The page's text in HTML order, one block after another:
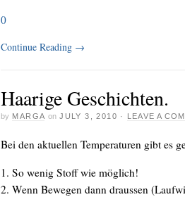
0
Continue Reading →
Haarige Geschichten.
by MARGA on JULY 3, 2010 · LEAVE A
Bei den aktuellen Temperaturen gibt es
1. So wenig Stoff wie möglich!
2. Wenn Bewegen dann draussen